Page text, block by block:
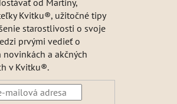
od Martiny,
Kvitku®, užitočné tipy
starostlivosti o svoje
prvými vedieť o
novinkách a akčných
v Kvitku®.